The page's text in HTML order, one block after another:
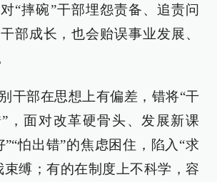
“摔碗”干部埋怨责备、追责问
部成长，也会贻误事业发展、
干部在思想上有偏差，错将“干
，面对改革硬骨头、发展新课
”“怕出错”的焦虑困住，陷入“求
束缚；有的在制度上不科学，容